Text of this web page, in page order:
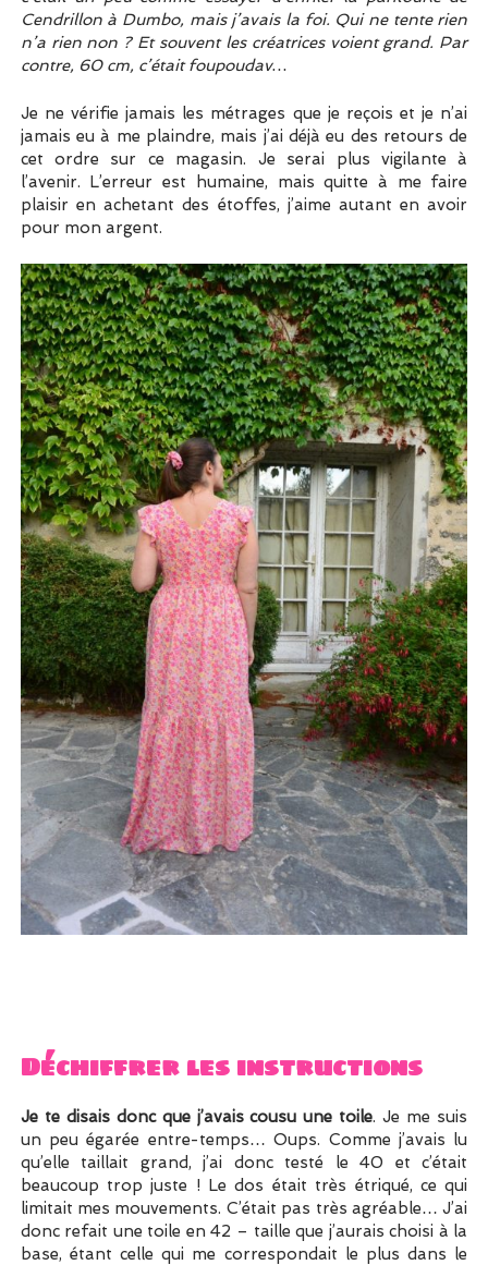
Cendrillon à Dumbo, mais j’avais la foi. Qui ne tente rien
n’a rien non ? Et souvent les créatrices voient grand. Par
contre, 60 cm, c’était foupoudav…
Je ne vérifie jamais les métrages que je reçois et je n’ai
jamais eu à me plaindre, mais j’ai déjà eu des retours de
cet ordre sur ce magasin. Je serai plus vigilante à
l’avenir. L’erreur est humaine, mais quitte à me faire
plaisir en achetant des étoffes, j’aime autant en avoir
pour mon argent.
Déchiffrer les instructions
Je te disais donc que j’avais cousu une toile. Je me suis
un peu égarée entre-temps… Oups. Comme j’avais lu
qu’elle taillait grand, j’ai donc testé le 40 et c’était
beaucoup trop juste ! Le dos était très étriqué, ce qui
limitait mes mouvements. C’était pas très agréable… J’ai
donc refait une toile en 42 – taille que j’aurais choisi à la
base, étant celle qui me correspondait le plus dans le